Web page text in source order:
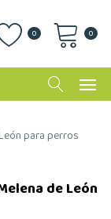
0 0
para perros
de León